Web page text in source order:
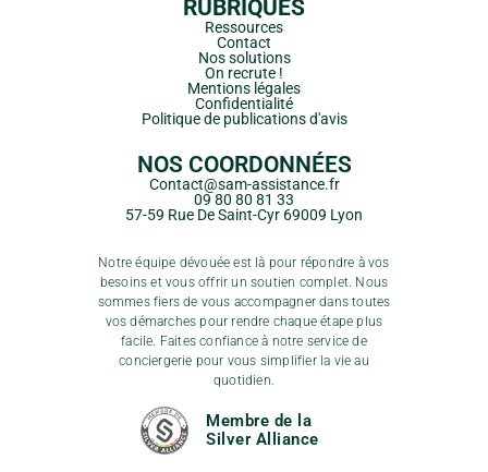
RUBRIQUES
Ressources
Contact
Nos solutions
On recrute !
Mentions légales
Confidentialité
Politique de publications d'avis
NOS COORDONNÉES
Contact@sam-assistance.fr
09 80 80 81 33
57-59 Rue De Saint-Cyr 69009 Lyon
Notre équipe dévouée est là pour répondre à vos
besoins et vous offrir un soutien complet. Nous
sommes fiers de vous accompagner dans toutes
vos démarches pour rendre chaque étape plus
facile. Faites confiance à notre service de
conciergerie pour vous simplifier la vie au
quotidien.
Membre de la
Silver Alliance